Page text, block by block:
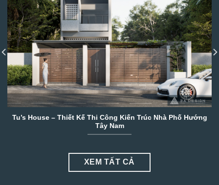
Tu’s House – Thiết Kế Thi Công Kiến Trúc Nhà Phố Hướng
Tây Nam
XEM TẤT CẢ